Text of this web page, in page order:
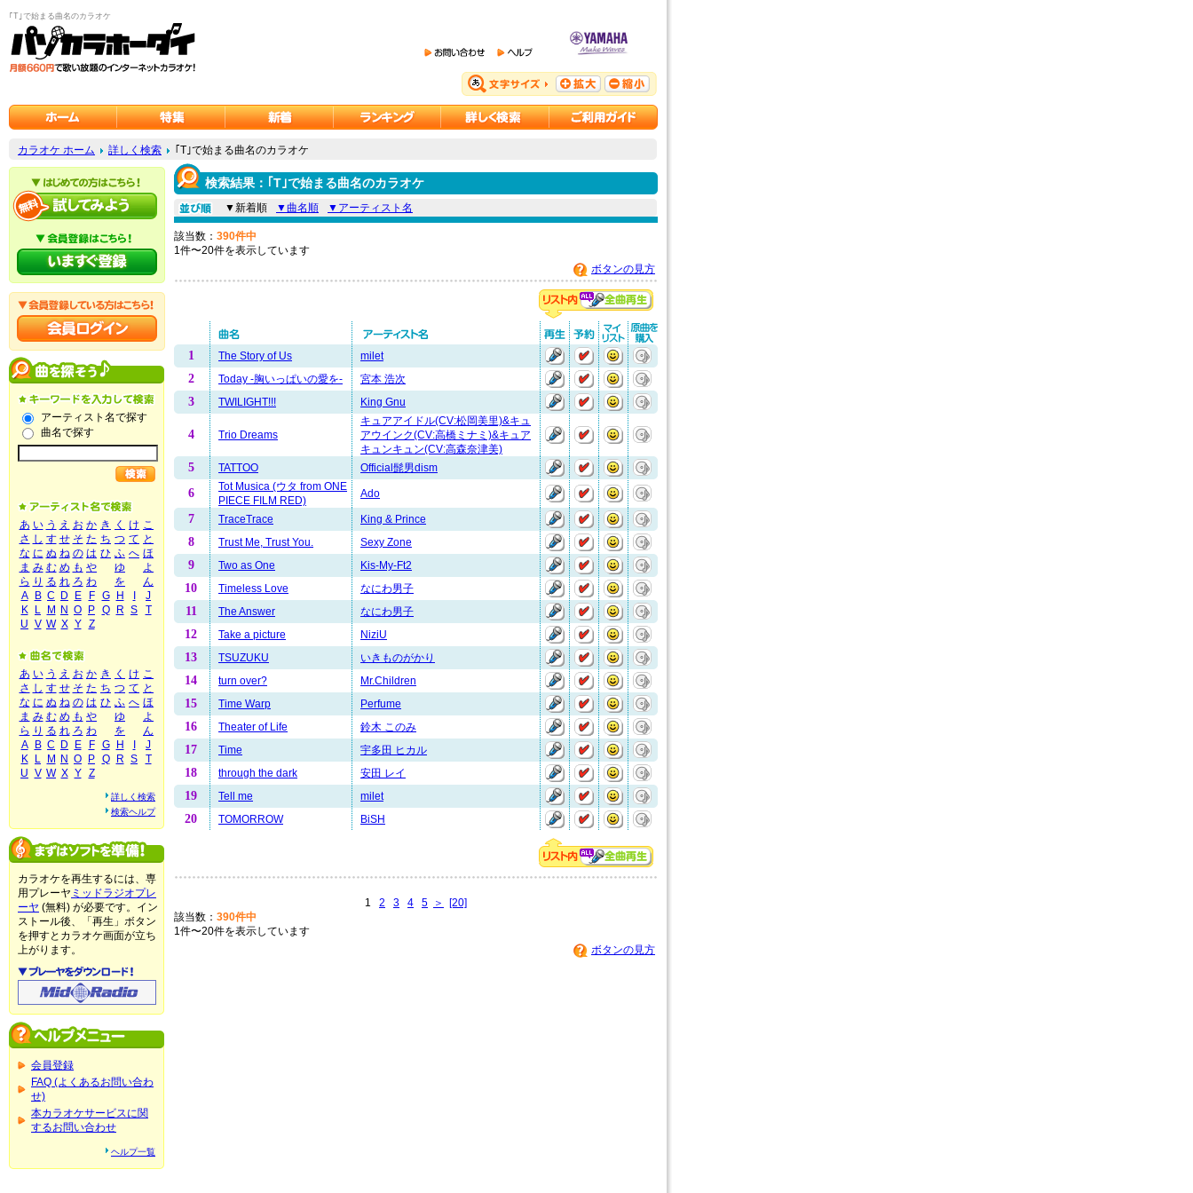
｢T｣で始まる曲名のカラオケ
カラオケ ホーム 詳しく検索 ｢T｣で始まる曲名のカラオケ
アーティスト名で探す
曲名で探す
あ い う え お か き く け こ
さ し す せ そ た ち つ て と
な に ぬ ね の は ひ ふ へ ほ
ま み む め も や ゆ
よ
ら り る れ ろ わ を
ん
A
B C D E F G H
J
K
L M N O P Q R S
T
U V W X Y Z
あ い う え お か き く け こ
さ し す せ そ た ち つ て と
な に ぬ ね の は ひ ふ へ ほ
ま み む め も や ゆ
よ
ら り る れ ろ わ を
ん
A
B C D E F G H
J
K
L M N O P Q R S
T
U V W X Y Z
詳しく検索
検索ヘルプ
カラオケを再生するには、専
用プレーヤ ミッドラジオプレ
ーヤ (無料) が必要です。イン
ストール後、「再生」ボタン
を押すとカラオケ画面が立ち
上がります。
会員登録
FAQ (よくあるお問い合わ
せ)
本カラオケサービスに関
するお問い合わせ
ヘルプ一覧
検索結果：｢T｣で始まる曲名のカラオケ
▼新着順 ▼曲名順 ▼アーティスト名
該当数： 390件中
1件〜20件を表示しています
ボタンの見方
1 The Story of Us milet
2 Today -胸いっぱいの愛を- 宮本 浩次
3 TWILIGHT!!! King Gnu
4 Trio Dreams
キュアアイドル(CV:松岡美里)&キュ
アウインク(CV:高橋ミナミ)&キュア
キュンキュン(CV:高森奈津美)
5 TATTOO Official髭男dism
6
Tot Musica (ウタ from ONE
PIECE FILM RED)
Ado
7 TraceTrace King & Prince
8 Trust Me, Trust You. Sexy Zone
9 Two as One Kis-My-Ft2
10 Timeless Love なにわ男子
11 The Answer なにわ男子
12 Take a picture NiziU
13 TSUZUKU いきものがかり
14 turn over? Mr.Children
15 Time Warp Perfume
16 Theater of Life 鈴木 このみ
17 Time 宇多田 ヒカル
18 through the dark 安田 レイ
19 Tell me milet
20 TOMORROW BiSH
1 2 3 4 5 ＞
[20]
該当数： 390件中
1件〜20件を表示しています
ボタンの見方